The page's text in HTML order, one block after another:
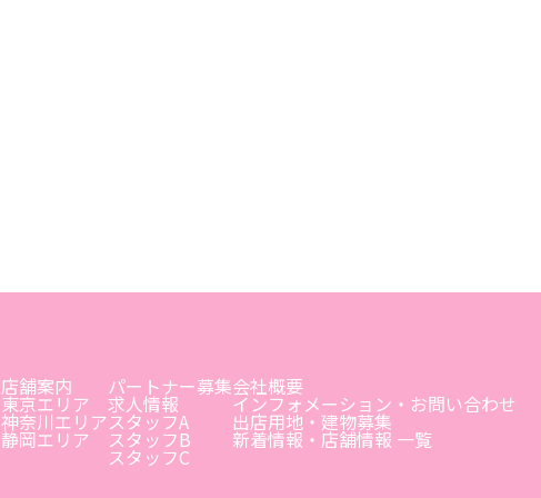
店舗案内
東京エリア
神奈川エリア
静岡エリア
パートナー募集
求人情報
スタッフA
スタッフB
スタッフC
会社概要
インフォメーション・お問い合わせ
出店用地・建物募集
新着情報・店舗情報 一覧